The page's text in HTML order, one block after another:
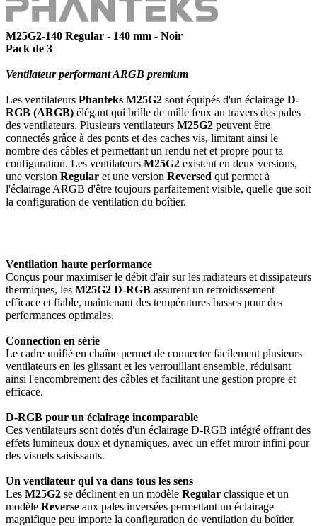
M25G2-140 Regular - 140 mm - Noir
Pack de 3
Ventilateur performant ARGB premium
Les ventilateurs Phanteks M25G2 sont équipés d'un éclairage D-
RGB (ARGB) élégant qui brille de mille feux au travers des pales
des ventilateurs. Plusieurs ventilateurs M25G2 peuvent être
connectés grâce à des ponts et des caches vis, limitant ainsi le
nombre des câbles et permettant un rendu net et propre pour ta
configuration. Les ventilateurs M25G2 existent en deux versions,
une version Regular et une version Reversed qui permet à
l'éclairage ARGB d'être toujours parfaitement visible, quelle que soit
la configuration de ventilation du boîtier.
Ventilation haute performance
Conçus pour maximiser le débit d'air sur les radiateurs et dissipateurs
thermiques, les M25G2 D-RGB assurent un refroidissement
efficace et fiable, maintenant des températures basses pour des
performances optimales.
Connection en série
Le cadre unifié en chaîne permet de connecter facilement plusieurs
ventilateurs en les glissant et les verrouillant ensemble, réduisant
ainsi l'encombrement des câbles et facilitant une gestion propre et
efficace.
D-RGB pour un éclairage incomparable
Ces ventilateurs sont dotés d'un éclairage D-RGB intégré offrant des
effets lumineux doux et dynamiques, avec un effet miroir infini pour
des visuels saisissants.
Un ventilateur qui va dans tous les sens
Les M25G2 se déclinent en un modèle Regular classique et un
modèle Reverse aux pales inversées permettant un éclairage
magnifique peu importe la configuration de ventilation du boîtier.